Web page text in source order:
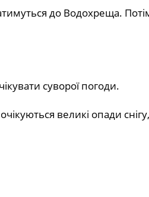
до Водохреща.
суворої погоди.
великі опади